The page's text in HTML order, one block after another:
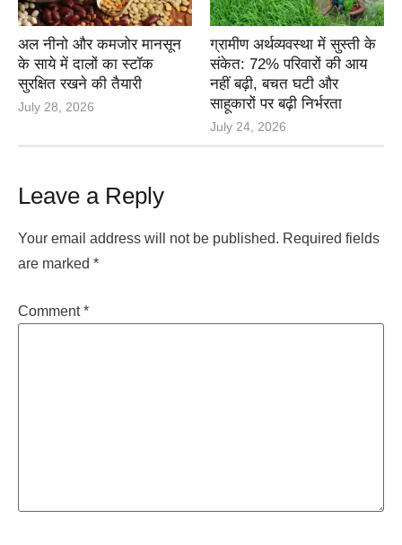
अल नीनो और कमजोर मानसून
के साये में दालों का स्टॉक
सुरक्षित रखने की तैयारी
July 28, 2026
ग्रामीण अर्थव्यवस्था में सुस्ती के
संकेत: 72% परिवारों की आय
नहीं बढ़ी, बचत घटी और
साहूकारों पर बढ़ी निर्भरता
July 24, 2026
Leave a Reply
Your email address will not be published. Required fields
are marked *
Comment*